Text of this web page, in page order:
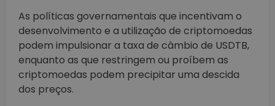
As políticas governamentais que incentivam o
desenvolvimento e a utilização de criptomoedas
podem impulsionar a taxa de câmbio de USDTB,
enquanto as que restringem ou proíbem as
criptomoedas podem precipitar uma descida
dos preços.